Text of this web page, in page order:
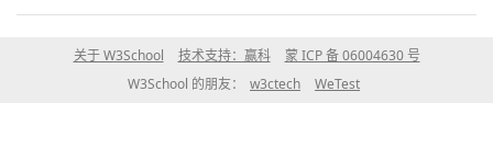
关于 W3School 技术支持：赢科
蒙 ICP 备 06004630 号
W3School 的朋友：
w3ctech WeTest